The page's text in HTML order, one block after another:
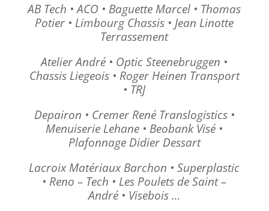
AB Tech • ACO • Baguette Marcel • Thomas
Potier • Limbourg Chassis • Jean Linotte
Terrassement
Atelier André • Optic Steenebruggen •
Chassis Liegeois • Roger Heinen Transport
• TRJ
Depairon • Cremer René Translogistics •
Menuiserie Lehane • Beobank Visé •
Plafonnage Didier Dessart
Lacroix Matériaux Barchon • Superplastic
• Reno – Tech • Les Poulets de Saint –
André • Visebois …